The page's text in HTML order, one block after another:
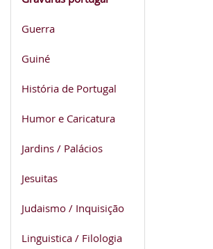
Guerra
Guiné
História de Portugal
Humor e Caricatura
Jardins / Palácios
Jesuitas
Judaismo / Inquisição
Linguistica / Filologia